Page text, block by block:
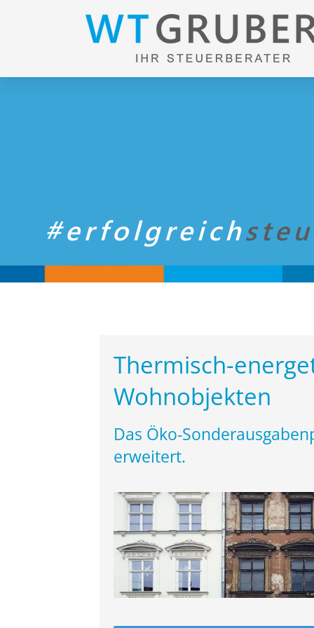
Thermisch-
Wohnobjekten
Das Öko-
erweitert.